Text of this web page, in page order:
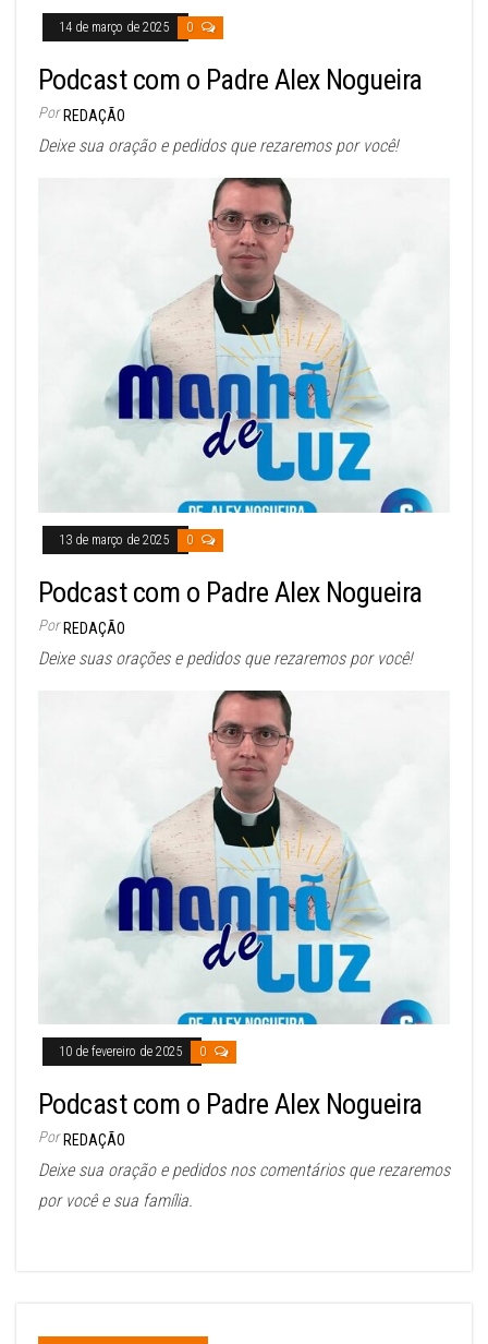
14 de março de 2025 0
Podcast com o Padre Alex Nogueira
Por REDAÇÃO
Deixe sua oração e pedidos que rezaremos por você!
13 de março de 2025 0
Podcast com o Padre Alex Nogueira
Por REDAÇÃO
Deixe suas orações e pedidos que rezaremos por você!
10 de fevereiro de 2025 0
Podcast com o Padre Alex Nogueira
Por REDAÇÃO
Deixe sua oração e pedidos nos comentários que rezaremos
por você e sua família.